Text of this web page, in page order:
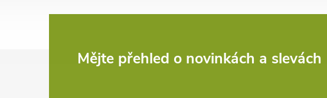
Mějte přehled o novinkách a slevách